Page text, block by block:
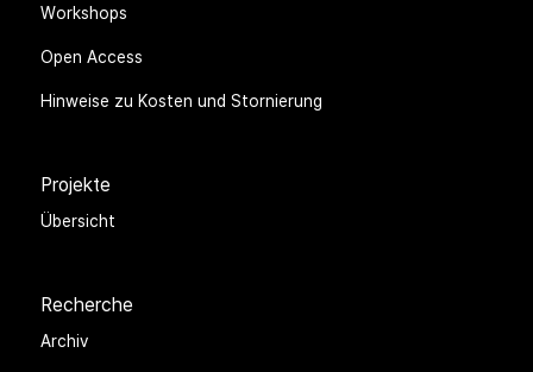
Workshops
Open Access
Hinweise zu Kosten und Stornierung
Projekte
Übersicht
Recherche
Archiv